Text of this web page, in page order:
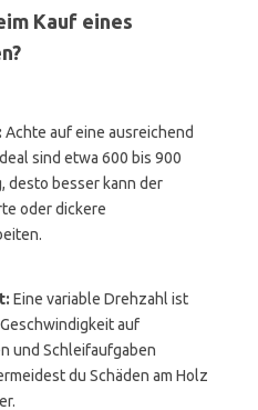
Kauf eines
Achte auf eine ausreichend
sind etwa 600 bis 900
desto besser kann der
oder dickere
Eine variable Drehzahl ist
auf
und Schleifaufgaben
du Schäden am Holz